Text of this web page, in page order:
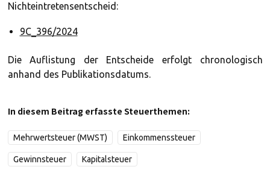
Nichteintretensentscheid:
9C_396/2024
Die Auflistung der Entscheide erfolgt chronologisch
anhand des Publikationsdatums.
In diesem Beitrag erfasste Steuerthemen:
Mehrwertsteuer (MWST) Einkommenssteuer
Gewinnsteuer Kapitalsteuer